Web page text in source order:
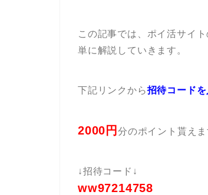
この記事では、ポイ活サイ
単に解説していきます。
下記リンクから招待コード
2000円 分のポイント貰えま
↓招待コード↓
ww97214758